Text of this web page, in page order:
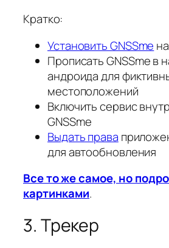
Кратко:
Установить GNSSme
Прописать GNSSme в
андроида для
местоположений
Включить сервис
GNSSme
Выдать права
для автообновления
Все то же самое, но
картинками.
3. Трекер